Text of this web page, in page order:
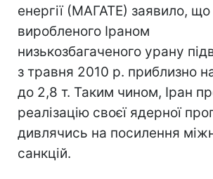
енергії (МАГАТЕ) заявило,
виробленого Іраном
низькозбагаченого урану
з травня 2010 р. приблизно
до 2,8 т. Таким чином, Іран
реалізацію своєї ядерної
дивлячись на посилення
санкцій.